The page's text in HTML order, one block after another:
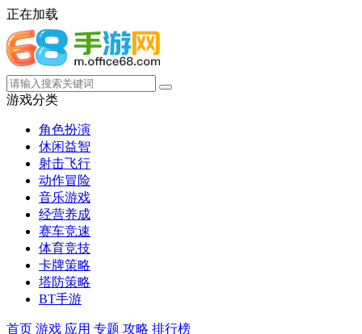
正在加载
游戏分类
角色扮演
休闲益智
射击飞行
动作冒险
音乐游戏
经营养成
赛车竞速
体育竞技
卡牌策略
塔防策略
BT手游
首页 游戏 应用 专题 攻略 排行榜